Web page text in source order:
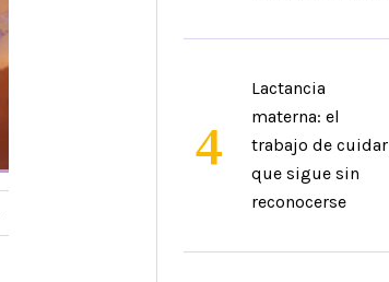
4
Lactancia
materna: el
trabajo de cuidar
que sigue sin
reconocerse